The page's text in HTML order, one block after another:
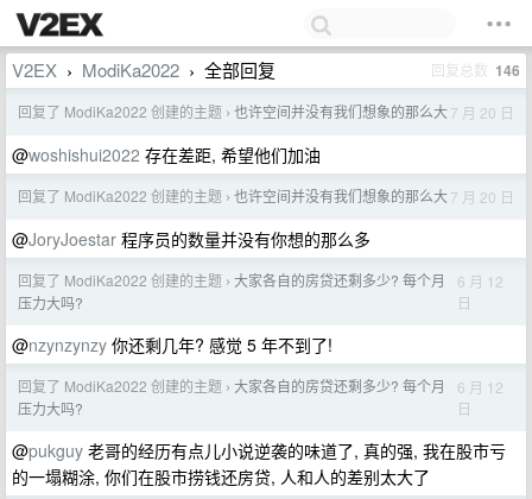
V2EX › ModiKa2022 › 全部回复 回复总数 146
回复了 ModiKa2022 创建的主题 › 也许空间并没有我们想象的那么大7 月 20 日
@woshishui2022 存在差距, 希望他们加油
回复了 ModiKa2022 创建的主题 › 也许空间并没有我们想象的那么大7 月 20 日
@JoryJoestar 程序员的数量并没有你想的那么多
回复了 ModiKa2022 创建的主题 › 大家各自的房贷还剩多少? 每个月
压力大吗?
6 月 12
日
@nzynzynzy 你还剩几年? 感觉 5 年不到了!
回复了 ModiKa2022 创建的主题 › 大家各自的房贷还剩多少? 每个月
压力大吗?
6 月 12
日
@pukguy 老哥的经历有点儿小说逆袭的味道了, 真的强, 我在股市亏
的一塌糊涂, 你们在股市捞钱还房贷, 人和人的差别太大了